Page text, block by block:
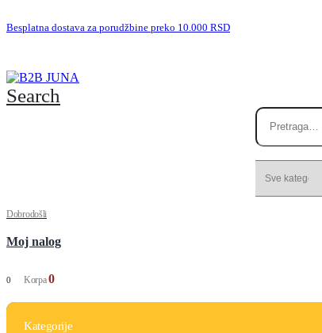
Besplatna dostava za porudžbine preko 10.000 RSD
Search
Dobrodošli
Moj nalog
0 Korpa0
Kategorije